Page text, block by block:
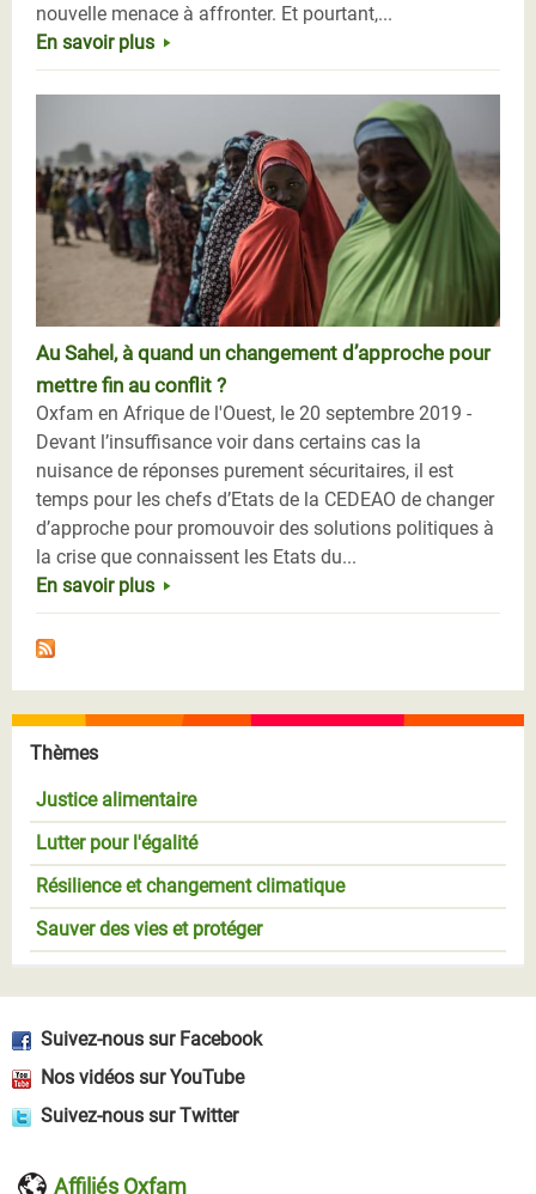
nouvelle menace à affronter. Et pourtant,...
En savoir plus
Au Sahel, à quand un changement d’approche pour
mettre fin au conflit ?
Oxfam en Afrique de l'Ouest, le 20 septembre 2019 -
Devant l’insuffisance voir dans certains cas la
nuisance de réponses purement sécuritaires, il est
temps pour les chefs d’Etats de la CEDEAO de changer
d’approche pour promouvoir des solutions politiques à
la crise que connaissent les Etats du...
En savoir plus
Thèmes
Justice alimentaire
Lutter pour l'égalité
Résilience et changement climatique
Sauver des vies et protéger
Suivez-nous sur Facebook
Nos vidéos sur YouTube
Suivez-nous sur Twitter
Affiliés Oxfam